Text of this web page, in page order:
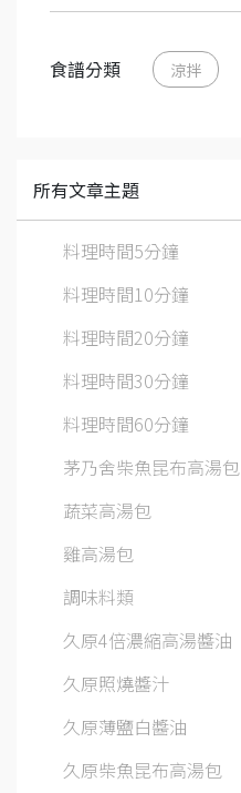
食譜分類 涼拌
所有文章主題
料理時間5分鐘
料理時間10分鐘
料理時間20分鐘
料理時間30分鐘
料理時間60分鐘
茅乃舍柴魚昆布高湯包
蔬菜高湯包
雞高湯包
調味料類
久原4倍濃縮高湯醬油
久原照燒醬汁
久原薄鹽白醬油
久原柴魚昆布高湯包